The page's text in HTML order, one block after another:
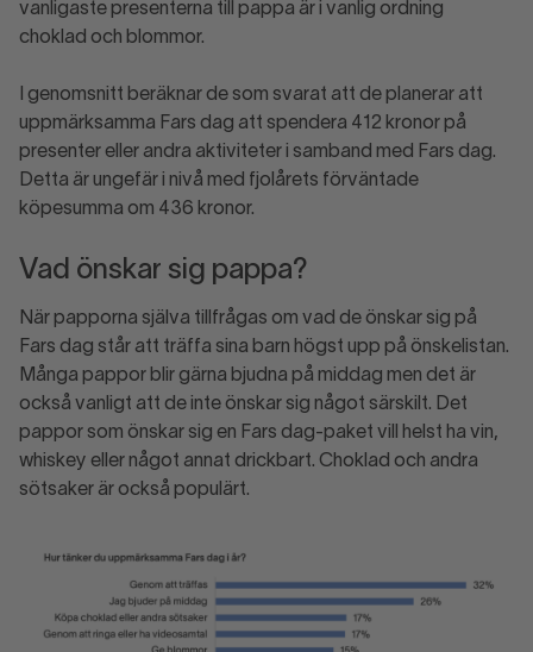
vanligaste presenterna till pappa är i vanlig ordning
choklad och blommor.
I genomsnitt beräknar de som svarat att de planerar att
uppmärksamma Fars dag att spendera 412 kronor på
presenter eller andra aktiviteter i samband med Fars dag.
Detta är ungefär i nivå med fjolårets förväntade
köpesumma om 436 kronor.
Vad önskar sig pappa?
När papporna själva tillfrågas om vad de önskar sig på
Fars dag står att träffa sina barn högst upp på önskelistan.
Många pappor blir gärna bjudna på middag men det är
också vanligt att de inte önskar sig något särskilt. Det
pappor som önskar sig en Fars dag-paket vill helst ha vin,
whiskey eller något annat drickbart. Choklad och andra
sötsaker är också populärt.